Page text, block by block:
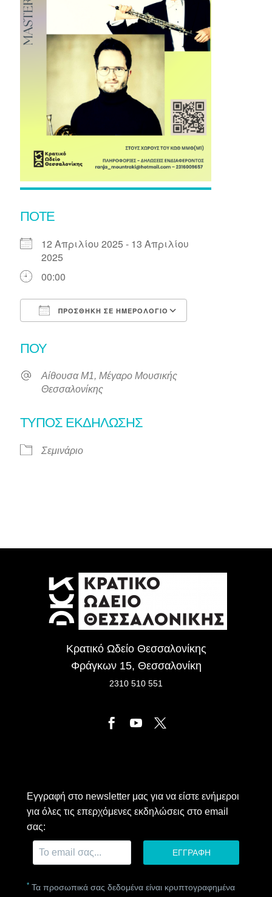
ΠΌΤΕ
12 Απριλίου 2025 - 13 Απριλίου
2025
00:00
ΠΡΟΣΘΉΚΗ ΣΕ ΗΜΕΡΟΛΌΓΙΟ
ΠΟΎ
Αίθουσα Μ1, Μέγαρο Μουσικής
Θεσσαλονίκης
ΤΎΠΟΣ ΕΚΔΉΛΩΣΗΣ
Σεμινάριο
Κρατικό Ωδείο Θεσσαλονίκης
Φράγκων 15, Θεσσαλονίκη
2310 510 551
Εγγραφή στο newsletter μας για να είστε ενήμεροι
για όλες τις επερχόμενες εκδηλώσεις στο email
σας:
* Τα προσωπικά σας δεδομένα είναι κρυπτογραφημένα